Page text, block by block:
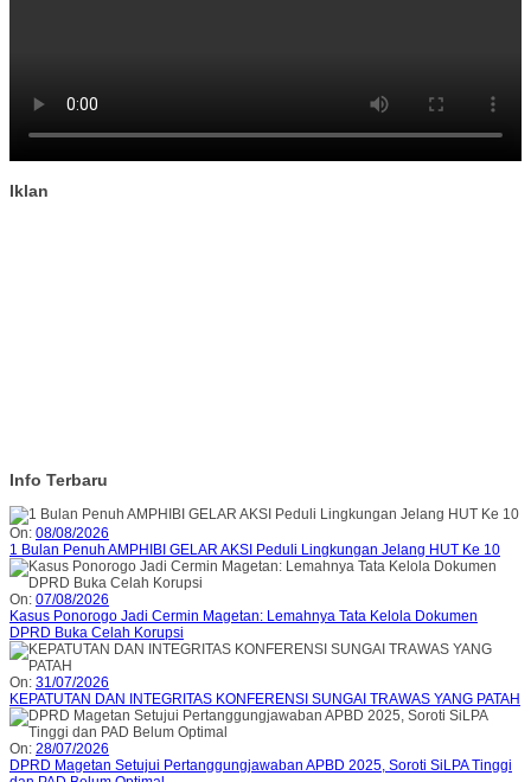
Iklan
Info Terbaru
On: 08/08/2026
1 Bulan Penuh AMPHIBI GELAR AKSI Peduli Lingkungan Jelang HUT Ke 10
On: 07/08/2026
Kasus Ponorogo Jadi Cermin Magetan: Lemahnya Tata Kelola Dokumen
DPRD Buka Celah Korupsi
On: 31/07/2026
KEPATUTAN DAN INTEGRITAS KONFERENSI SUNGAI TRAWAS YANG PATAH
On: 28/07/2026
DPRD Magetan Setujui Pertanggungjawaban APBD 2025, Soroti SiLPA Tinggi